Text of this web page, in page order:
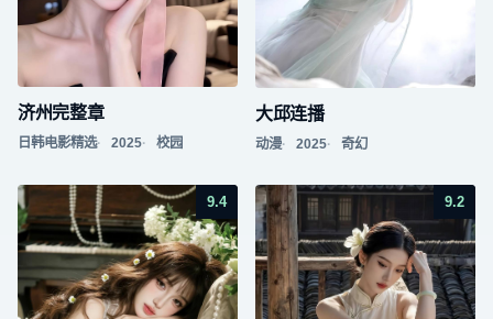
济州完整章
日韩电影精选 2025 校园
大邱连播
动漫 2025 奇幻
9.4 9.2